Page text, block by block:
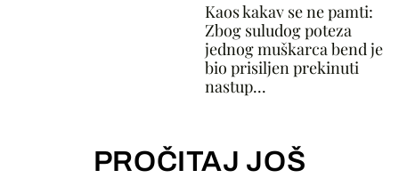
Kaos kakav se ne pamti:
Zbog suludog poteza
jednog muškarca bend je
bio prisiljen prekinuti
nastup...
PROČITAJ JOŠ